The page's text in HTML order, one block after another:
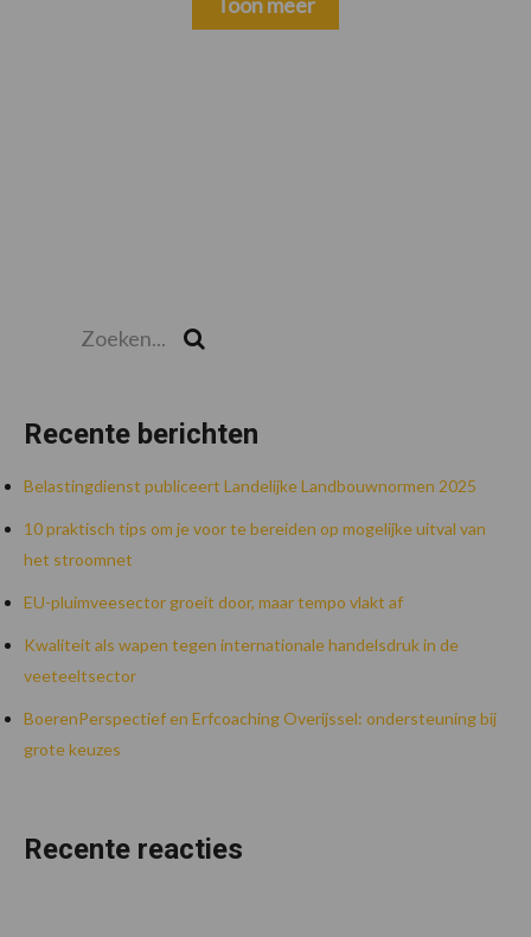
Recente berichten
Belastingdienst publiceert Landelijke Landbouwnormen 2025
10 praktisch tips om je voor te bereiden op mogelijke uitval van
het stroomnet
EU-pluimveesector groeit door, maar tempo vlakt af
Kwaliteit als wapen tegen internationale handelsdruk in de
veeteeltsector
BoerenPerspectief en Erfcoaching Overijssel: ondersteuning bij
grote keuzes
Recente reacties